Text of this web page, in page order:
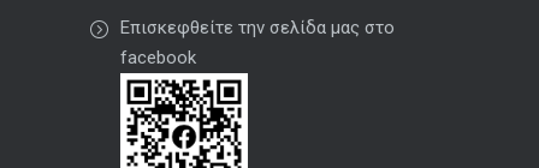
Επισκεφθείτε την σελίδα μας στο
facebook